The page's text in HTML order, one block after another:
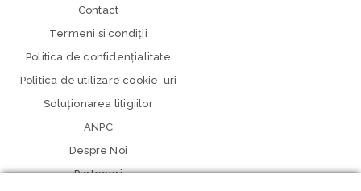
Contact
Termeni si condiţii
Politica de confidenţialitate
Politica de utilizare cookie-uri
Soluționarea litigiilor
ANPC
Despre Noi
Parteneri